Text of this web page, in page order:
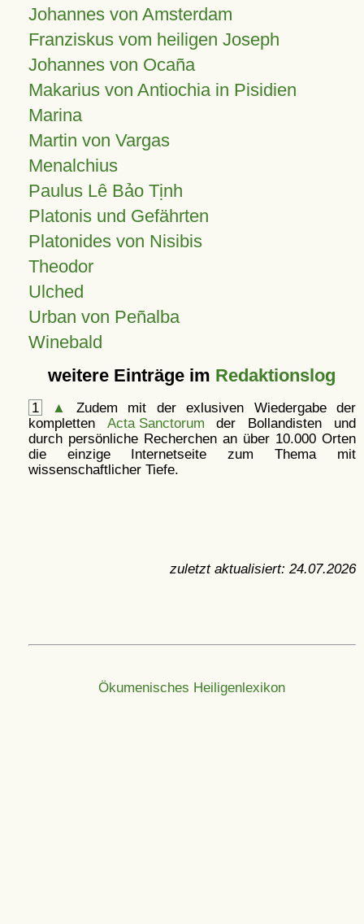
Johannes von Amsterdam
Franziskus vom heiligen Joseph
Johannes von Ocaña
Makarius von Antiochia in Pisidien
Marina
Martin von Vargas
Menalchius
Paulus Lê Bảo Tịnh
Platonis und Gefährten
Platonides von Nisibis
Theodor
Ulched
Urban von Peñalba
Winebald
weitere Einträge im Redaktionslog
1 ▲
Zudem mit der exlusiven Wiedergabe der
kompletten Acta Sanctorum der Bollandisten und
durch persönliche Recherchen an über 10.000 Orten
die einzige Internetseite zum Thema mit
wissenschaftlicher Tiefe.
zuletzt aktualisiert: 24.07.2026
Ökumenisches Heiligenlexikon